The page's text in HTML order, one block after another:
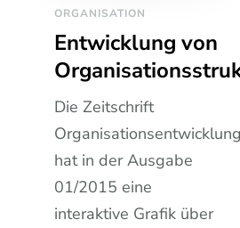
ORGANISATION
Entwicklung von
Die Zeitschrift
hat in der Ausgabe
01/2015 eine
interaktive Grafik über